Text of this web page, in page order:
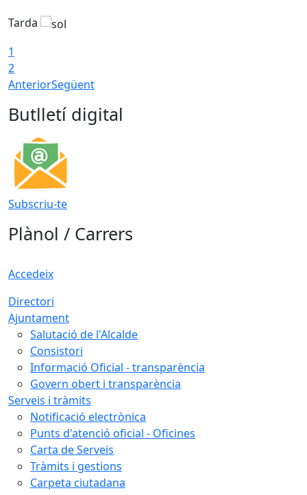
Tarda
1
2
AnteriorSegüent
Butlletí digital
Subscriu-te
Plànol / Carrers
Accedeix
Directori
Ajuntament
Salutació de l'Alcalde
Consistori
Informació Oficial - transparència
Govern obert i transparència
Serveis i tràmits
Notificació electrònica
Punts d'atenció oficial - Oficines
Carta de Serveis
Tràmits i gestions
Carpeta ciutadana